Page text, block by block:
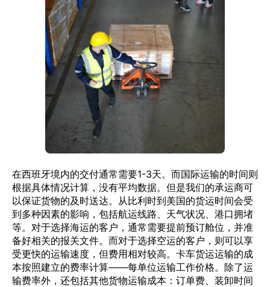
在西班牙境内的交付通常需要1-3天。而国际运输的时间则
根据具体情况计算，没有平均数据。但是我们的承运商可
以保证货物的及时送达。从比利时到美国的货运时间会受
到多种因素的影响，包括航运线路、天气状况、港口拥堵
等。对于选择海运的客户，通常需要提前预订舱位，并准
备好相关的报关文件。而对于选择空运的客户，则可以享
受更快的运输速度，但费用相对较高。卡车货运运输的成
本按照建立的费率计算——每单位运输工作价格。除了运
输费率外，还包括其他货物运输成本：订单费、装卸时间